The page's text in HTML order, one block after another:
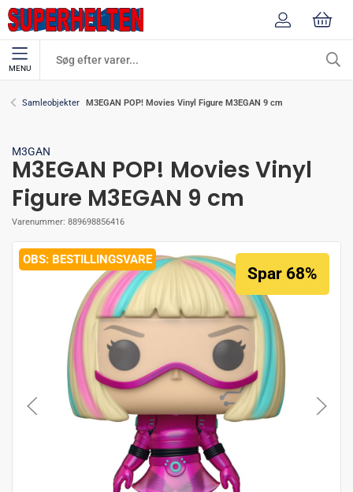
MENU
Samleobjekter M3EGAN POP! Movies Vinyl Figure M3EGAN 9 cm
M3GAN
M3EGAN POP! Movies Vinyl
Figure M3EGAN 9 cm
Varenummer: 889698856416
BESTILLINGSVARE
Spar 68%